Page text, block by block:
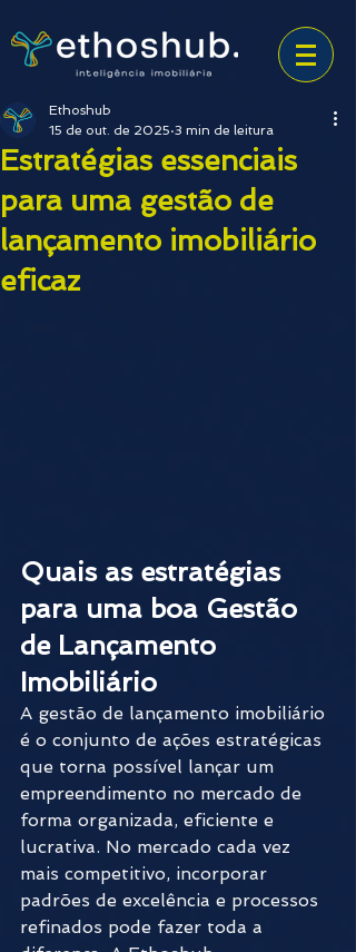
Estratégias essenciais
para uma gestão de
lançamento imobiliário
eficaz
Ethoshub
15 de out. de 2025 3 min de leitura
Quais as estratégias
para uma boa Gestão
de Lançamento
Imobiliário
A gestão de lançamento imobiliário
é o conjunto de ações estratégicas
que torna possível lançar um
empreendimento no mercado de
forma organizada, eficiente e
lucrativa. No mercado cada vez
mais competitivo, incorporar
padrões de excelência e processos
refinados pode fazer toda a